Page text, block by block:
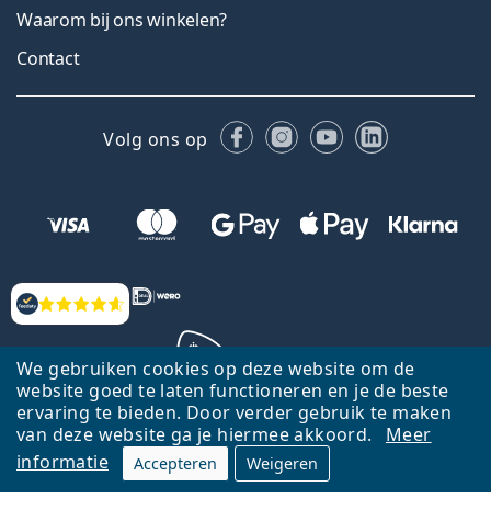
We gebruiken cookies op deze website om de
website goed te laten functioneren en je de beste
ervaring te bieden. Door verder gebruik te maken
van deze website ga je hiermee akkoord.
Meer
informatie
Accepteren Weigeren
Beoordelingen
Waarom bij ons winkelen?
Contact
Volg ons op FacebookInstagram
YouTubeLinkedIn
Terug naar de homepagina
Ga omhoog
Lentiamo.nl is eigendom van en wordt beheerd door Lentiamo s.r.o.,
Tsjechië
Hier al 18 jaar voor jou.